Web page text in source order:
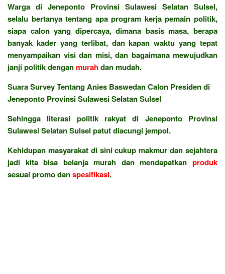
Warga di Jeneponto Provinsi Sulawesi Selatan Sulsel,
selalu bertanya tentang apa program kerja pemain politik,
siapa calon yang dipercaya, dimana basis masa, berapa
banyak kader yang terlibat, dan kapan waktu yang tepat
menyampaikan visi dan misi, dan bagaimana mewujudkan
janji politik denganmurahdan mudah.
Suara Survey Tentang Anies Baswedan Calon Presiden di
Jeneponto Provinsi Sulawesi Selatan Sulsel
Sehingga literasi politik rakyat di Jeneponto Provinsi
Sulawesi Selatan Sulsel patut diacungi jempol.
Kehidupan masyarakat di sini cukup makmur dan sejahtera
jadi kita bisa belanja murah dan mendapatkan produk
sesuai promo danspesifikasi.